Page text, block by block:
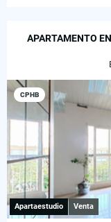
APARTAMENTO
CPHB
Apartaestudio Venta